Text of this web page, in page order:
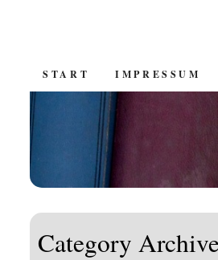
SKIP
CONTENT
START IMPRESSUM
Category